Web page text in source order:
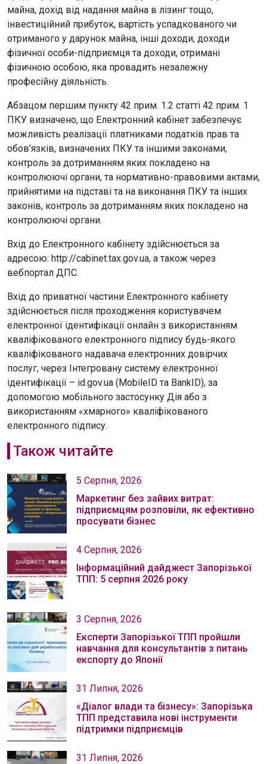
майна, дохід від надання майна в лізинг тощо,
інвестиційний прибуток, вартість успадкованого чи
отриманого у дарунок майна, інші доходи, доходи
фізичної особи-підприємця та доходи, отримані
фізичною особою, яка провадить незалежну
професійну діяльність.
Абзацом першим пункту 42 прим. 1.2 статті 42 прим. 1
ПКУ визначено, що Електронний кабінет забезпечує
можливість реалізації платниками податків прав та
обов’язків, визначених ПКУ та іншими законами,
контроль за дотриманням яких покладено на
контролюючі органи, та нормативно-правовими актами,
прийнятими на підставі та на виконання ПКУ та інших
законів, контроль за дотриманням яких покладено на
контролюючі органи.
Вхід до Електронного кабінету здійснюється за
адресою: http://cabinet.tax.gov.ua, а також через
вебпортал ДПС.
Вхід до приватної частини Електронного кабінету
здійснюється після проходження користувачем
електронної ідентифікації онлайн з використанням
кваліфікованого електронного підпису будь-якого
кваліфікованого надавача електронних довірчих
послуг, через Інтегровану систему електронної
ідентифікації – id.gov.ua (MobileID та BankID), за
допомогою мобільного застосунку Дія або з
використанням «хмарного» кваліфікованого
електронного підпису.
Також читайте
5 Серпня, 2026
Маркетинг без зайвих витрат:
підприємцям розповіли, як ефективно
просувати бізнес
4 Серпня, 2026
Інформаційний дайджест Запорізької
ТПП: 5 серпня 2026 року
3 Серпня, 2026
Експерти Запорізької ТПП пройшли
навчання для консультантів з питань
експорту до Японії
31 Липня, 2026
«Діалог влади та бізнесу»: Запорізька
ТПП представила нові інструменти
підтримки підприємців
31 Липня, 2026